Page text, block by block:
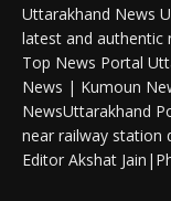
Uttarakhand News
latest and authentic
Top News Portal
News | Kumoun
NewsUttarakhand
near railway station
Editor Akshat